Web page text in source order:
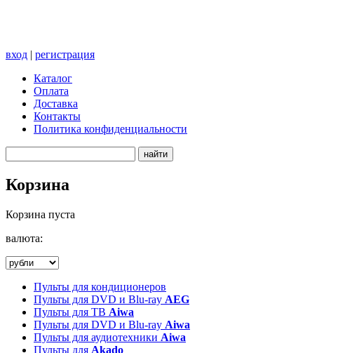
вход | регистрация
Каталог
Оплата
Доставка
Контакты
Политика конфиденциальности
Корзина
Корзина пуста
валюта:
Пульты для кондиционеров
Пульты для DVD и Blu-ray AEG
Пульты для ТВ Aiwa
Пульты для DVD и Blu-ray Aiwa
Пульты для аудиотехники Aiwa
Пульты для Akado